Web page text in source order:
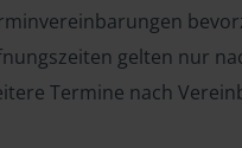
gelten nur
Termine nach